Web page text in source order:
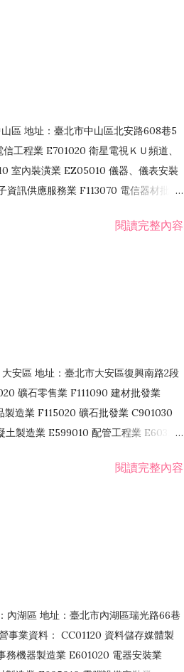
區 地址：臺北市中山區北安路608巷5
工程業 E701020 衛星電視ＫＵ頻道、
室內裝潢業 EZ05010 儀器、儀表安裝
訊供應服務業 F113070 電信器材批發
閱讀完整內容
安區 地址：臺北市大安區復興南路2段
礦石零售業 F111090 建材批發業
造業 F115020 礦石批發業 C901030
製造業 E599010 配管工程業 E603110
發業 F108031 醫療器材批發業閱讀完整內容
內湖區 地址：臺北市內湖區瑞光路66巷
事業資料： CC01120 資料儲存媒體製
務機器製造業 E601020 電器安裝業